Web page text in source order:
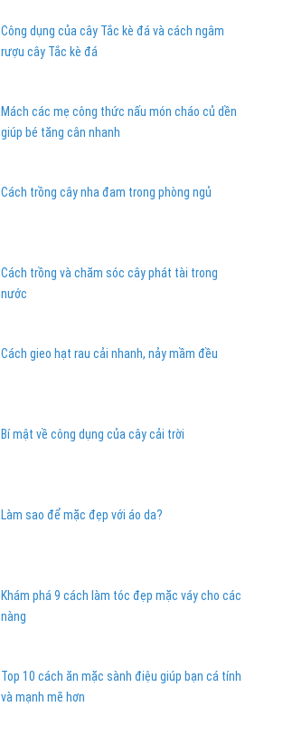
Công dụng của cây Tắc kè đá và cách ngâm
rượu cây Tắc kè đá
Mách các mẹ công thức nấu món cháo củ dền
giúp bé tăng cân nhanh
Cách trồng cây nha đam trong phòng ngủ
Cách trồng và chăm sóc cây phát tài trong
nước
Cách gieo hạt rau cải nhanh, nảy mầm đều
Bí mật về công dụng của cây cải trời
Làm sao để mặc đẹp với áo da?
Khám phá 9 cách làm tóc đẹp mặc váy cho các
nàng
Top 10 cách ăn mặc sành điệu giúp bạn cá tính
và mạnh mẽ hơn